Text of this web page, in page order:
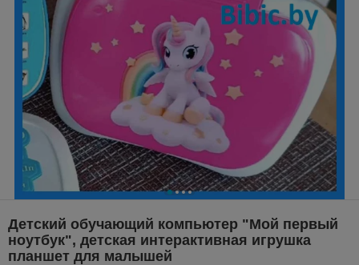
Детский обучающий компьютер "Мой первый
ноутбук", детская интерактивная игрушка
планшет для малышей